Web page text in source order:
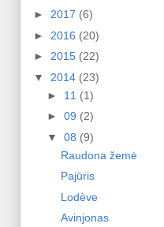
► 2017 (6)
► 2016 (20)
► 2015 (22)
▼ 2014 (23)
► 11 (1)
► 09 (2)
▼ 08 (9)
Raudona žemė
Pajūris
Lodève
Avinjonas